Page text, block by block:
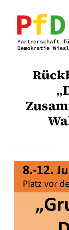
Inhalt
springen